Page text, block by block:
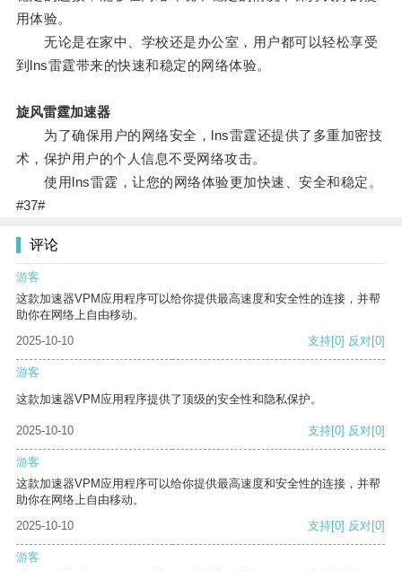
用体验。
无论是在家中、学校还是办公室，用户都可以轻松享受
到lns雷霆带来的快速和稳定的网络体验。
旋风雷霆加速器
为了确保用户的网络安全，lns雷霆还提供了多重加密技
术，保护用户的个人信息不受网络攻击。
使用lns雷霆，让您的网络体验更加快速、安全和稳定。
#37#
评论
游客
这款加速器VPM应用程序可以给你提供最高速度和安全性的连接，并帮
助你在网络上自由移动。
2025-10-10
支持[0] 反对[0]
游客
这款加速器VPM应用程序提供了顶级的安全性和隐私保护。
2025-10-10 支持[0] 反对[0]
游客
这款加速器VPM应用程序可以给你提供最高速度和安全性的连接，并帮
助你在网络上自由移动。
2025-10-10
支持[0] 反对[0]
游客